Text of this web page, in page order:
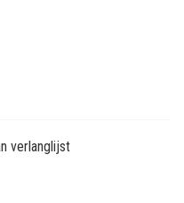
verlanglijst